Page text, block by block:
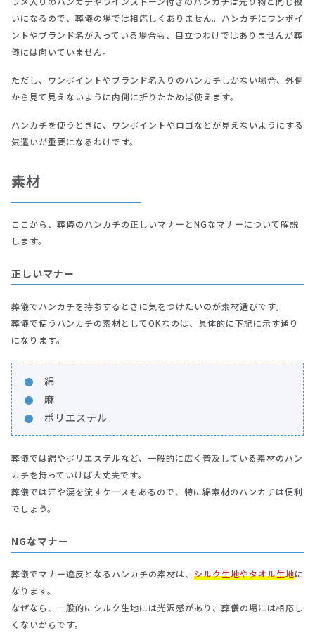
いになるので、葬儀の場では相応しくありません。ハンカチにワンポイ
ントやブランド名が入っている場合も、目立つわけではありませんが葬
儀には向いていません。
ただし、ワンポイントやブランド名入りのハンカチしかない場合、外側
から見て見えないように内側に折りたためば使えます。
ハンカチを使うときに、ワンポイントやロゴなどが見えないようにする
気遣いが重要になるわけです。
素材
ここから、葬儀のハンカチの正しいマナーとNGなマナーについて解説
します。
正しいマナー
葬儀でハンカチを持参するときに気をつけたいのが素材選びです。
葬儀で使うハンカチの素材としてOKなのは、具体的に下記に示す通り
になります。
綿
麻
ポリエステル
葬儀では綿やポリエステルなど、一般的に広く普及している素材のハン
カチを持っていけば大丈夫です。
葬儀では汗や涙を流すケースもあるので、特に綿素材のハンカチは便利
でしょう。
NGなマナー
葬儀でマナー違反となるハンカチの素材は、 シルク生地やタオル生地に
なります。
なぜなら、一般的にシルク生地には光沢感があり、葬儀の場には相応し
くないからです。